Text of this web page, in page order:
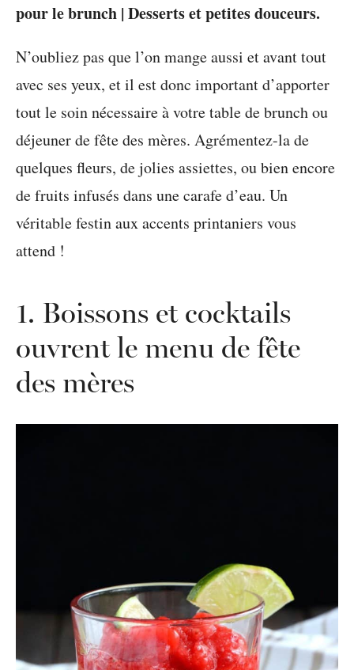
pour le brunch | Desserts et petites douceurs.
N’oubliez pas que l’on mange aussi et avant tout
avec ses yeux, et il est donc important d’apporter
tout le soin nécessaire à votre table de brunch ou
déjeuner de fête des mères. Agrémentez-la de
quelques fleurs, de jolies assiettes, ou bien encore
de fruits infusés dans une carafe d’eau. Un
véritable festin aux accents printaniers vous
attend !
1. Boissons et cocktails
ouvrent le menu de fête
des mères